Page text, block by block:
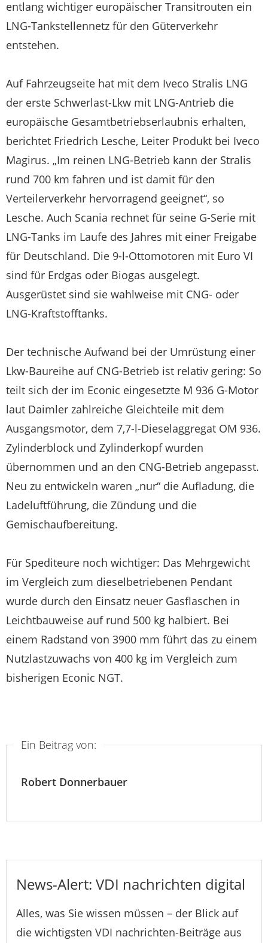
entlang wichtiger europäischer Transitrouten ein
LNG-Tankstellennetz für den Güterverkehr
entstehen.
Auf Fahrzeugseite hat mit dem Iveco Stralis LNG
der erste Schwerlast-Lkw mit LNG-Antrieb die
europäische Gesamtbetriebserlaubnis erhalten,
berichtet Friedrich Lesche, Leiter Produkt bei Iveco
Magirus. „Im reinen LNG-Betrieb kann der Stralis
rund 700 km fahren und ist damit für den
Verteilerverkehr hervorragend geeignet“, so
Lesche. Auch Scania rechnet für seine G-Serie mit
LNG-Tanks im Laufe des Jahres mit einer Freigabe
für Deutschland. Die 9-l-Ottomotoren mit Euro VI
sind für Erdgas oder Biogas ausgelegt.
Ausgerüstet sind sie wahlweise mit CNG- oder
LNG-Kraftstofftanks.
Der technische Aufwand bei der Umrüstung einer
Lkw-Baureihe auf CNG-Betrieb ist relativ gering: So
teilt sich der im Econic eingesetzte M 936 G-Motor
laut Daimler zahlreiche Gleichteile mit dem
Ausgangsmotor, dem 7,7-l-Dieselaggregat OM 936.
Zylinderblock und Zylinderkopf wurden
übernommen und an den CNG-Betrieb angepasst.
Neu zu entwickeln waren „nur“ die Aufladung, die
Ladeluftführung, die Zündung und die
Gemischaufbereitung.
Für Spediteure noch wichtiger: Das Mehrgewicht
im Vergleich zum dieselbetriebenen Pendant
wurde durch den Einsatz neuer Gasflaschen in
Leichtbauweise auf rund 500 kg halbiert. Bei
einem Radstand von 3900 mm führt das zu einem
Nutzlastzuwachs von 400 kg im Vergleich zum
bisherigen Econic NGT.
Ein Beitrag von:
Robert Donnerbauer
News-Alert: VDI nachrichten digital
Alles, was Sie wissen müssen – der Blick auf
die wichtigsten VDI nachrichten-Beiträge aus